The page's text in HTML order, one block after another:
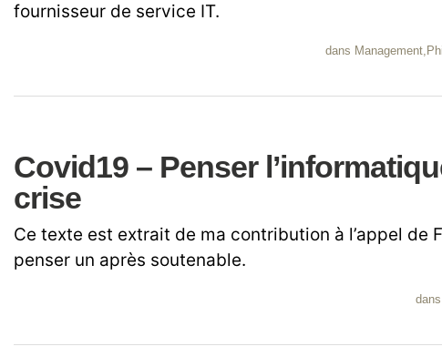
fournisseur de service IT.
dans Management,
Covid19 – Penser
crise
Ce texte est extrait de ma contribution à l’appel de
penser un après soutenable.
dans